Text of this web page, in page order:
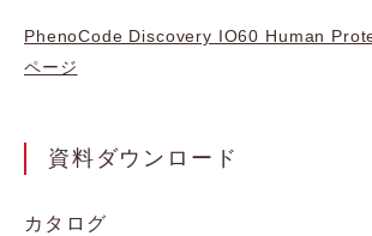
PhenoCode Discovery IO60 Human
ページ
資料ダウンロード
カタログ